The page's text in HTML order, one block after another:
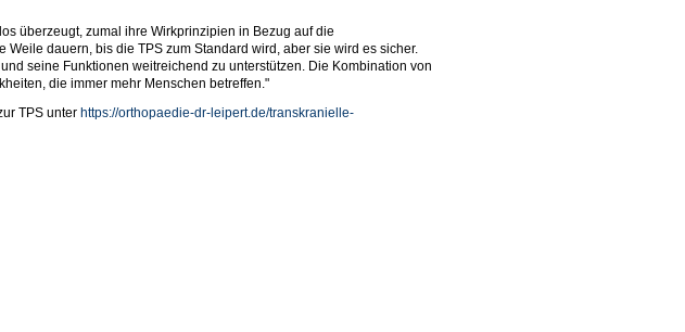
überzeugt, zumal ihre Wirkprinzipien in Bezug auf die
dauern, bis die TPS zum Standard wird, aber sie wird es sicher.
seine Funktionen weitreichend zu unterstützen. Die Kombination von
die immer mehr Menschen betreffen."
TPS unter https://orthopaedie-dr-leipert.de/transkranielle-